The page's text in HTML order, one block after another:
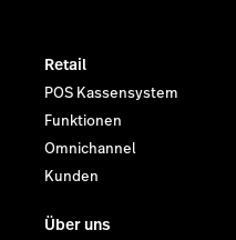
Retail
POS Kassensystem
Funktionen
Omnichannel
Kunden
Über uns